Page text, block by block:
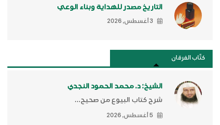
التاريخ مصدر للهداية وبناء الوعي
3 أغسطس, 2026
كتَّاب الفرقان
الشيخ: د. محمد الحمود النجدي
شرح كتاب البيوع من صحيح...
5 أغسطس, 2026